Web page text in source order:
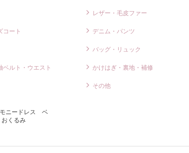
コート
ベルト・ウエスト
ニードレス ベ
くるみ
レザー・毛皮ファー
デニム・パンツ
バッグ・リュック
かけはぎ・裏地・補修
その他